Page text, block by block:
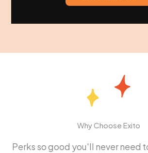
Why Choose Exito
Perks so good you'll never need